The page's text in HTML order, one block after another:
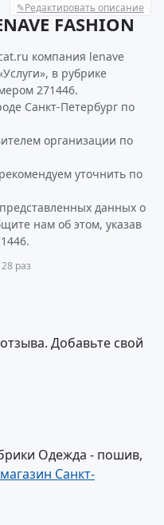
✎Редактировать описание
FASHION
компания lenave
в рубрике
271446.
Санкт-Петербург по
организации по
уточнить по
данных о
нам об этом, указав
раз
Добавьте свой
Одежда - пошив,
Санкт-